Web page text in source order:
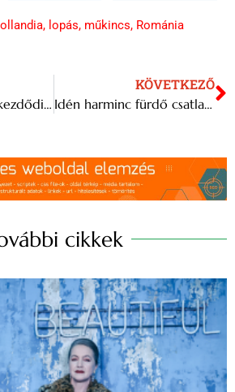
, lopás, műkincs, Románia
Nyárias meleggel kezdődik a jövő hét, majd lehűlés érkezik
KÖVETKEZŐ
Idén harminc fürdő csatlakozott a Suli a strandon programhoz
cikkek